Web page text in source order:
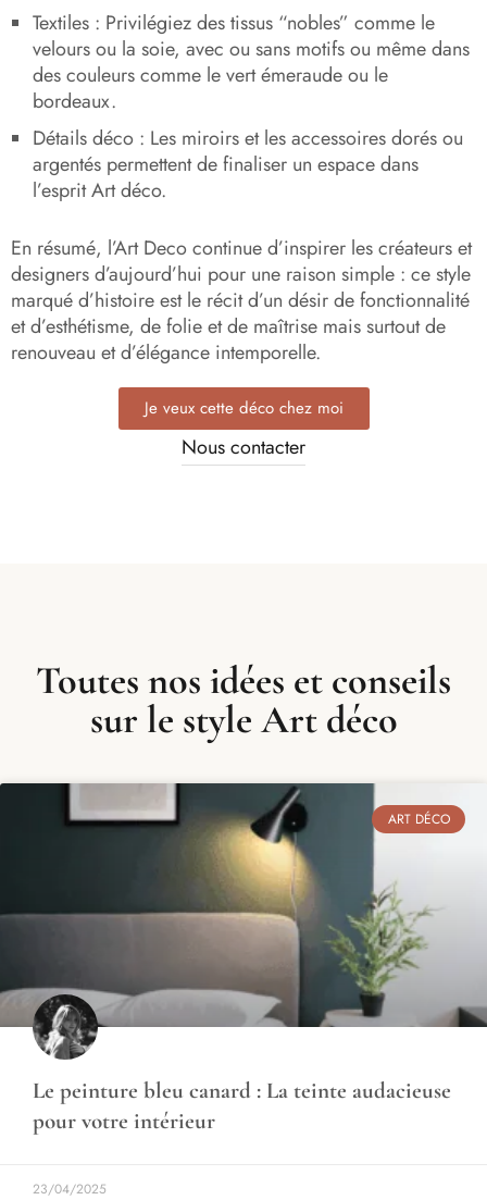
Textiles : Privilégiez des tissus “nobles” comme le
velours ou la soie, avec ou sans motifs ou même dans
des couleurs comme le vert émeraude ou le
bordeaux.
Détails déco : Les miroirs et les accessoires dorés ou
argentés permettent de finaliser un espace dans
l’esprit Art déco.
En résumé, l’Art Deco continue d’inspirer les créateurs et
designers d’aujourd’hui pour une raison simple : ce style
marqué d’histoire est le récit d’un désir de fonctionnalité
et d’esthétisme, de folie et de maîtrise mais surtout de
renouveau et d’élégance intemporelle.
Je veux cette déco chez moi
Nous contacter
Toutes nos idées et conseils
sur le style Art déco
ART DÉCO
Le peinture bleu canard : La teinte audacieuse
pour votre intérieur
23/04/2025